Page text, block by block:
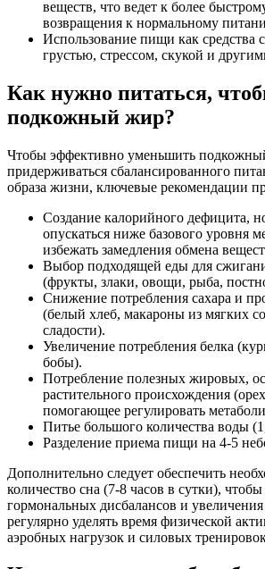
веществ, что ведет к более
возвращения к нормальному
Использование пищи как средства
грустью, стрессом, скукой и
Как нужно питаться,
подкожный жир?
Чтобы эффективно уменьшить
придерживаться сбалансированного
образа жизни, ключевые рекомендации
Создание калорийного дефицита,
опускаться ниже базового уровня
избежать замедления обмена
Выбор подходящей еды для
(фрукты, злаки, овощи, рыба,
Снижение потребления сахара и
(белый хлеб, макароны из мягких
сладости).
Увеличение потребления белка
бобы).
Потребление полезных жировых,
растительного происхождения
помогающее регулировать
Питье большого количества воды
Разделение приема пищи на 4-5
Дополнительно следует обеспечить
количество сна (7-8 часов в сутки),
гормональных дисбалансов и
регулярно уделять время физической
аэробных нагрузок и силовых